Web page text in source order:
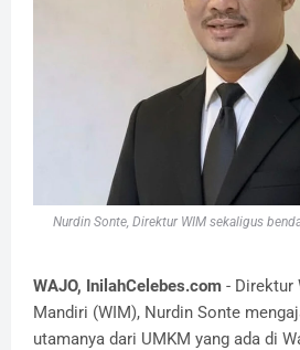
Nurdin Sonte, Direktur WIM sekaligus
WAJO, InilahCelebes.com - Direktur
Mandiri (WIM), Nurdin Sonte
utamanya dari UMKM yang ada di